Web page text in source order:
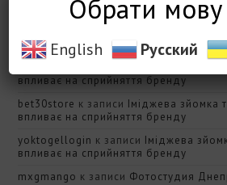
впливає на сприйняття бренду
bet30store к записи Іміджева зйомка
впливає на сприйняття бренду
yoktogellogin к записи Іміджева
впливає на сприйняття бренду
mxgmango к записи Фотостудия
Обрати мову
English Русский